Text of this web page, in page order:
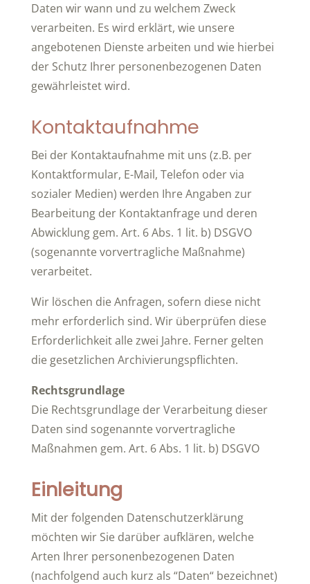
Daten wir wann und zu welchem Zweck
verarbeiten. Es wird erklärt, wie unsere
angebotenen Dienste arbeiten und wie hierbei
der Schutz Ihrer personenbezogenen Daten
gewährleistet wird.
Kontaktaufnahme
Bei der Kontaktaufnahme mit uns (z.B. per
Kontaktformular, E-Mail, Telefon oder via
sozialer Medien) werden Ihre Angaben zur
Bearbeitung der Kontaktanfrage und deren
Abwicklung gem. Art. 6 Abs. 1 lit. b) DSGVO
(sogenannte vorvertragliche Maßnahme)
verarbeitet.
Wir löschen die Anfragen, sofern diese nicht
mehr erforderlich sind. Wir überprüfen diese
Erforderlichkeit alle zwei Jahre. Ferner gelten
die gesetzlichen Archivierungspflichten.
Rechtsgrundlage
Die Rechtsgrundlage der Verarbeitung dieser
Daten sind sogenannte vorvertragliche
Maßnahmen gem. Art. 6 Abs. 1 lit. b) DSGVO
Einleitung
Mit der folgenden Datenschutzerklärung
möchten wir Sie darüber aufklären, welche
Arten Ihrer personenbezogenen Daten
(nachfolgend auch kurz als “Daten“ bezeichnet)